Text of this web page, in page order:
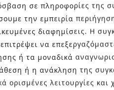
σε πληροφορίες της
την εμπειρία
διαφημίσεις. Η
να
ή τα μοναδικά
ή η ανάκληση της
ορισμένες λειτουργίες και